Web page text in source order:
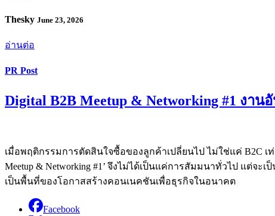
Thesky June 23, 2026
อ่านต่อ
PR Post
Digital B2B Meetup & Networking #1 งา
เมื่อพฤติกรรมการตัดสินใจซื้อของลูกค้าเปลี่ยนไป ไม่ใช่แค่ B2C
Meetup & Networking #1’ จึงไม่ได้เป็นแค่การสัมมนาทั่วไป แ
เป็นพื้นที่ของโอกาสสร้างคอนเนคชันเพื่อธุรกิจในอนาคต
Facebook